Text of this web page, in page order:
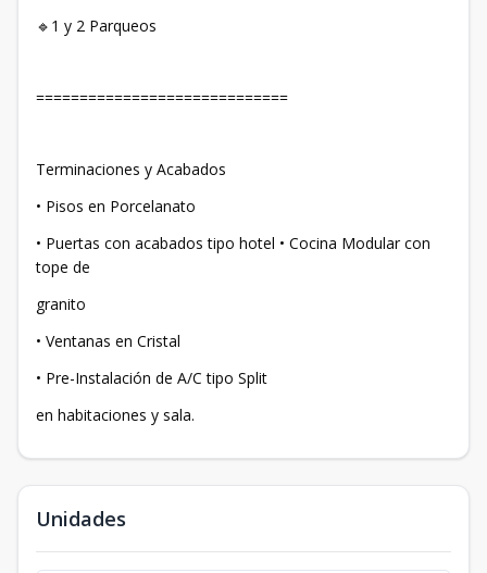
🔹1 y 2 Parqueos
=============================
Terminaciones y Acabados
• Pisos en Porcelanato
• Puertas con acabados tipo hotel • Cocina Modular con
tope de
granito
• Ventanas en Cristal
• Pre-Instalación de A/C tipo Split
en habitaciones y sala.
Unidades